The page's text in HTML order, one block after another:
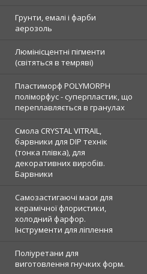
Грунти, емалі і фарби
аерозоль
Люмінісцентні пігменти
(світяться в темряві)
Пластиморф POLYMORPH
поліморфус - суперпластик, що
переплавляється в гранулах
Смола CRYSTAL VITRAIL,
барвники для DIP технік
(тонка плівка), для
декоративних виробів.
Барвники
Самозастигаючі маси для
керамічної флористики,
холодний фарфор.
Інструменти для ліплення
Поліуретани для
виготовлення гнучких форм.